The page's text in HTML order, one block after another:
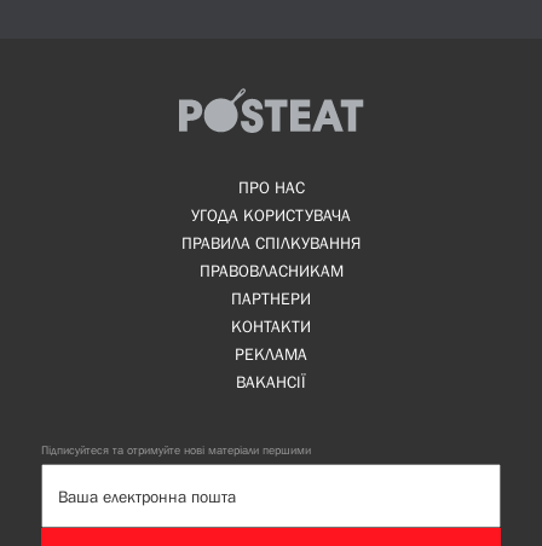
ПРО НАС
УГОДА КОРИСТУВАЧА
ПРАВИЛА СПІЛКУВАННЯ
ПРАВОВЛАСНИКАМ
ПАРТНЕРИ
КОНТАКТИ
РЕКЛАМА
ВАКАНСІЇ
Підписуйтеся та отримуйте нові матеріали першими